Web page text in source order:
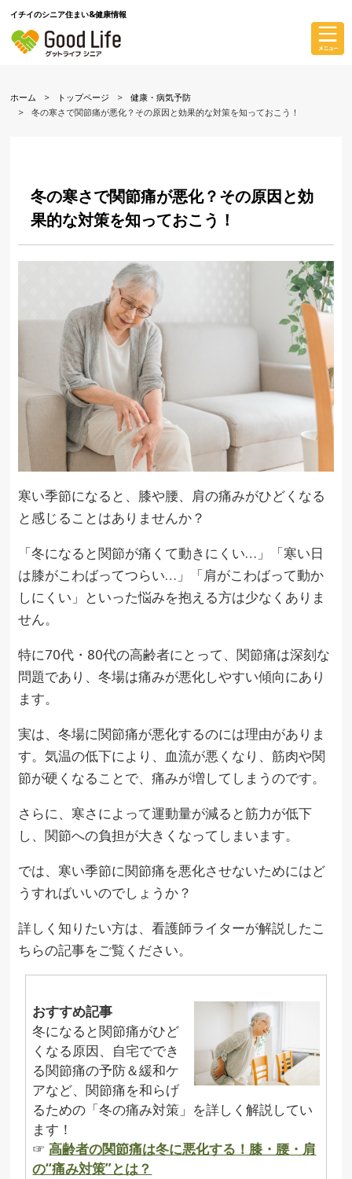
イチイのシニア住まい&健康情報
ホーム トップページ
健康・病気予防
冬の寒さで関節痛が悪化？その原因と効果的な対策を知っておこう！
冬の寒さで関節痛が悪化？その原因と効
果的な対策を知っておこう！
寒い季節になると、膝や腰、肩の痛みがひどくなる
と感じることはありませんか？
「冬になると関節が痛くて動きにくい…」「寒い日
は膝がこわばってつらい…」「肩がこわばって動か
しにくい」といった悩みを抱える方は少なくありま
せん。
特に70代・80代の高齢者にとって、関節痛は深刻な
問題であり、冬場は痛みが悪化しやすい傾向にあり
ます。
実は、冬場に関節痛が悪化するのには理由がありま
す。気温の低下により、血流が悪くなり、筋肉や関
節が硬くなることで、痛みが増してしまうのです。
さらに、寒さによって運動量が減ると筋力が低下
し、関節への負担が大きくなってしまいます。
では、寒い季節に関節痛を悪化させないためにはど
うすればいいのでしょうか？
詳しく知りたい方は、看護師ライターが解説したこ
ちらの記事をご覧ください。
おすすめ記事
冬になると関節痛がひど
くなる原因、自宅ででき
る関節痛の予防＆緩和ケ
アなど、関節痛を和らげ
るための「冬の痛み対策」を詳しく解説してい
ます！
☞高齢者の関節痛は冬に悪化する！膝・腰・肩
の“痛み対策”とは？